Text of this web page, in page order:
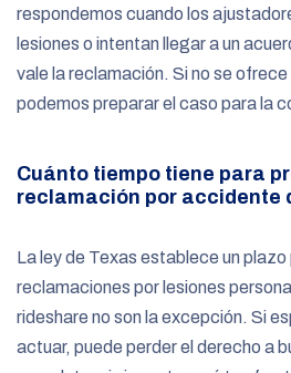
respondemos cuando los
lesiones o intentan llegar a un
vale la reclamación. Si no se
podemos preparar el caso para la
Cuánto tiempo tiene para
reclamación por accidente
La ley de Texas establece un
reclamaciones por lesiones
rideshare no son la excepción. Si
actuar, puede perder el derecho a